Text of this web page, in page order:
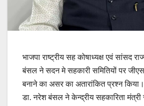
भाजपा राष्ट्रीय सह कोषाध्यक्ष एवं सांसद
बंसल ने सदन मे सहकारी समितियों पर
बनाने का असर का अतारांकित प्रश्न
डा. नरेश बंसल ने केन्द्रीय सहकारिता मंत्री